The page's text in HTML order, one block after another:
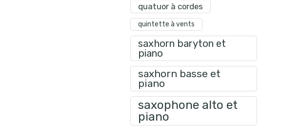
quatuor à cordes
quintette à vents
saxhorn baryton et
piano
saxhorn basse et
piano
saxophone alto et
piano